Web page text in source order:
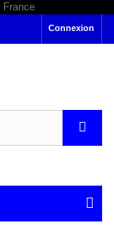
Connexion